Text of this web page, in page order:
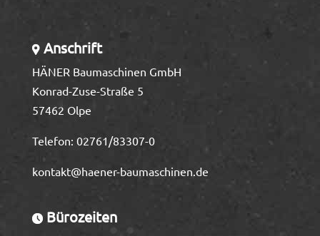
Anschrift
HÄNER Baumaschinen GmbH
Konrad-Zuse-Straße 5
57462 Olpe
Telefon: 02761/83307-0
kontakt@haener-baumaschinen.de
Bürozeiten